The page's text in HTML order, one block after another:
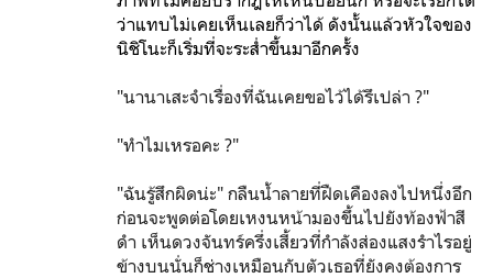
ว่าแทบไม่เคยเห็นเลยก็ว่าได้ ดังนั้นแล้วหัวใจของ
นิชิโนะก็เริ่มที่จะระส่ำขึ้นมาอีกครั้ง
"นานาเสะจำเรื่องที่ฉันเคยขอไว้ได้รึเปล่า ?"
"ทำไมเหรอคะ ?"
"ฉันรู้สึกผิดน่ะ" กลืนน้ำลายที่ฝืดเคืองลงไปหนึ่งอึก
ก่อนจะพูดต่อโดยเหงนหน้ามองขึ้นไปยังท้องฟ้าสี
ดำ เห็นดวงจันทร์ครึ่งเสี้ยวที่กำลังส่องแสงรำไรอยู่
ข้างบนนั่นก็ช่างเหมือนกับตัวเธอที่ยังคงต้องการ